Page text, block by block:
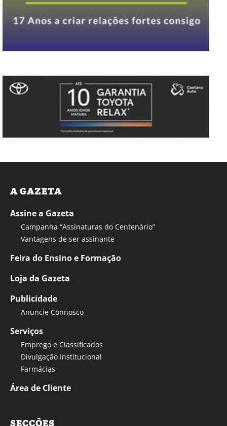
A GAZETA
Assine a Gazeta
Campanha “Assinaturas do Centenário”
Vantagens de ser assinante
Feira do Ensino e Formação
Loja da Gazeta
Publicidade
Anuncie Connosco
Serviços
Emprego e Classificados
Divulgação Institucional
Farmácias
Área de Cliente
SECÇÕES